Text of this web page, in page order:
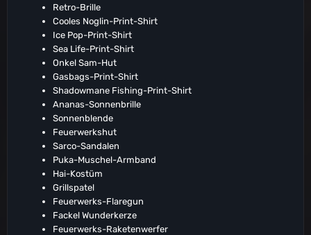
Retro-Brille
Cooles Noglin-Print-Shirt
Ice Pop-Print-Shirt
Sea Life-Print-Shirt
Onkel Sam-Hut
Gasbags-Print-Shirt
Shadowmane Fishing-Print-Shirt
Ananas-Sonnenbrille
Sonnenblende
Feuerwerkshut
Sarco-Sandalen
Puka-Muschel-Armband
Hai-Kostüm
Grillspatel
Feuerwerks-Flaregun
Fackel Wunderkerze
Feuerwerks-Raketenwerfer